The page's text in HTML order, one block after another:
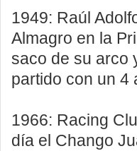
1949: Raúl
Almagro en la
saco de su arco
partido con un 4
1966: Racing
día el Chango